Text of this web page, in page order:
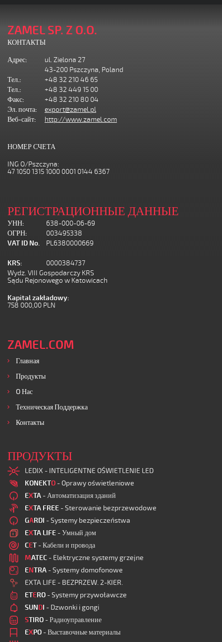
ZAMEL SP. Z O.O.
КОНТАКТЫ
Адрес:
ul. Zielona 27
43-200 Pszczyna, Poland
Тел.:
+48 32 210 46 65
Тел.:
+48 32 449 15 00
Факс:
+48 32 210 80 04
Эл. почта:
export@zamel.pl
Веб-сайт:
http://www.zamel.com
НОМЕР СЧЕТА
ING O/Pszczyna:
47 1050 1315 1000 0001 0144 6367
РЕГИСТРАЦИОННЫЕ ДАННЫЕ
УНН:
638-000-06-69
ОГРН:
003495338
VAT ID No.
PL6380000669
KRS:
0000384737
Wydz. VIII Gospodarczy KRS
Sądu Rejonowego w Katowicach
Kapital zakładowy:
758 000,00 PLN
ZAMEL.COM
Главная
Продукты
O Нас
Техническая Поддержка
Контакты
ПРОДУКТЫ
LEDIX - INTELIGENTNE OŚWIETLENIE LED
KONEKTO - Oprawy oświetleniowe
EXTA - Автоматизация зданий
EXTA FREE - Sterowanie bezprzewodowe
GARDI - Systemy bezpieczeństwa
EXTA LIFE - Умный дом
CET - Кабели и провода
MATEC - Elektryczne systemy grzejne
ENTRA - Systemy domofonowe
EXTA LIFE - BEZPRZEW. 2-KIER.
ETERO - Systemy przywoławcze
SUNDI - Dzwonki i gongi
STIRO - Радиоуправление
EXPO - Выставочные материалы